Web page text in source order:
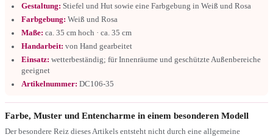
Gestaltung: Stiefel und Hut sowie eine Farbgebung in Weiß und Rosa
Farbgebung: Weiß und Rosa
Maße: ca. 35 cm hoch · ca. 35 cm
Handarbeit: von Hand gearbeitet
Einsatz: wetterbeständig; für Innenräume und geschützte Außenbereiche
geeignet
Artikelnummer: DC106-35
Farbe, Muster und Entencharme in einem besonderen Modell
Der besondere Reiz dieses Artikels entsteht nicht durch eine allgemeine